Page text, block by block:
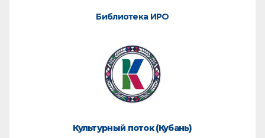
Библиотека ИРО
Культурный поток (Кубань)